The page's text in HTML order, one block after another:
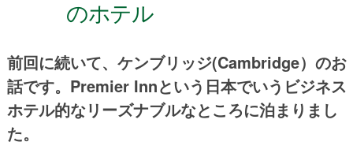
のホテル
前回に続いて、ケンブリッジ(Cambridge）のお
話です。Premier Innという日本でいうビジネス
ホテル的なリーズナブルなところに泊まりまし
た。